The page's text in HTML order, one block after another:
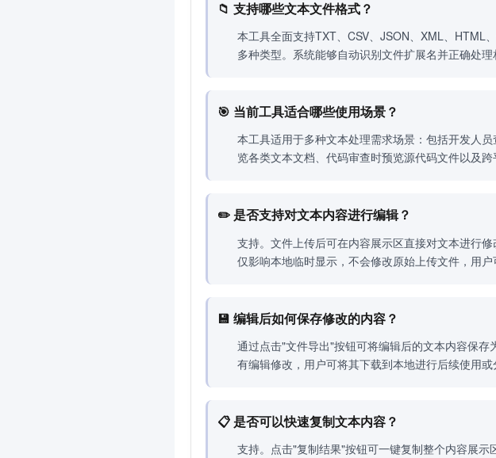
📁 支持哪些文本文件格式？
本工具全面支持TXT、CSV、JSON、XML、HTML
多种类型。系统能够自动识别文件扩展名并正确处
🎯 当前工具适合哪些使用场景？
本工具适用于多种文本处理需求场景：包括开发人
览各类文本文档、代码审查时预览源代码文件以及
✏️ 是否支持对文本内容进行编辑？
支持。文件上传后可在内容展示区直接对文本进行
仅影响本地临时显示，不会修改原始上传文件，用户
💾 编辑后如何保存修改的内容？
通过点击"文件导出"按钮可将编辑后的文本内容保
有编辑修改，用户可将其下载到本地进行后续使用或
📋 是否可以快速复制文本内容？
支持。点击"复制结果"按钮可一键复制整个内容展